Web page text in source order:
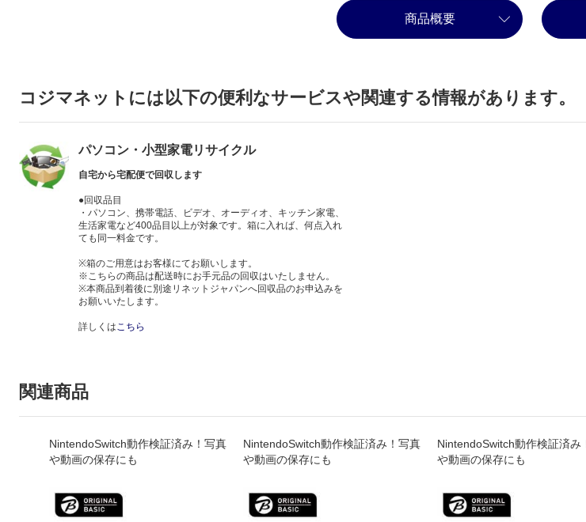
商品概要
コジマネットには以下の便利なサービスや関連する情報があります。
パソコン・小型家電リサイクル
自宅から宅配便で回収します
●回収品目
・パソコン、携帯電話、ビデオ、オーディオ、キッチン家電、
生活家電など400品目以上が対象です。箱に入れば、何点入れ
ても同一料金です。
※箱のご用意はお客様にてお願いします。
※こちらの商品は配送時にお手元品の回収はいたしません。
※本商品到着後に別途リネットジャパンへ回収品のお申込みを
お願いいたします。
詳しくはこちら
関連商品
NintendoSwitch動作検証済み！写真
や動画の保存にも
NintendoSwitch動作検証済み！写真
や動画の保存にも
NintendoSwitch動作検証済み
や動画の保存にも